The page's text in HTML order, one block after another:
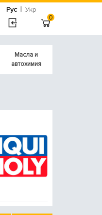
Рус | Укр
0
Масла и
автохимия